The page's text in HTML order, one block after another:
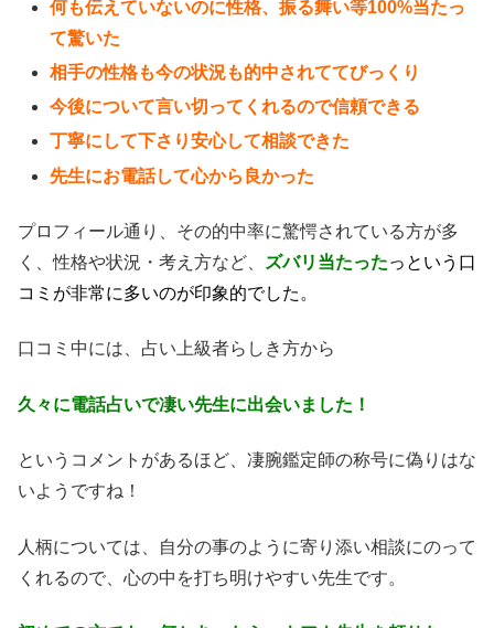
何も伝えていないのに性格、振る舞い等100%当たっ
て驚いた
相手の性格も今の状況も的中されててびっくり
今後について言い切ってくれるので信頼できる
丁寧にして下さり安心して相談できた
先生にお電話して心から良かった
プロフィール通り、その的中率に驚愕されている方が多
く、性格や状況・考え方など、
ズバリ当たったっという口
コミが非常に多いのが印象的でした。
口コミ中には、占い上級者らしき方から
久々に電話占いで凄い先生に出会いました！
というコメントがあるほど、凄腕鑑定師の称号に偽りはな
いようですね！
人柄については、自分の事のように寄り添い相談にのって
くれるので、心の中を打ち明けやすい先生です。